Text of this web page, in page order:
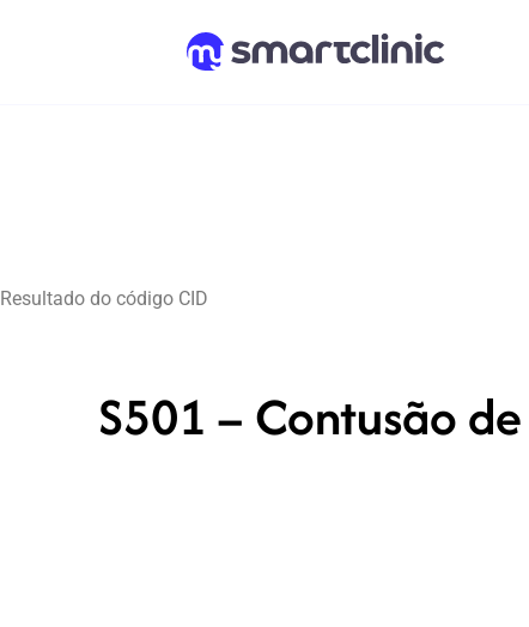
Resultado do código CID
S501 – Contusão